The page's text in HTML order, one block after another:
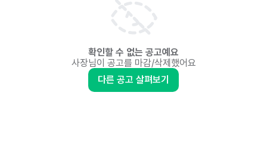
확인할 수 없는 공고예요
사장님이 공고를 마감/삭제했어요
다른 공고 살펴보기